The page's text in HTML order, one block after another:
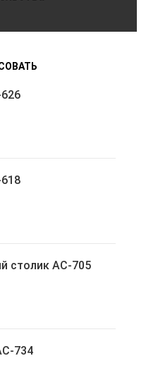
столик АС-705
734